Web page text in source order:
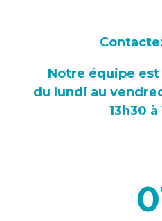
Notre équipe
du lundi au
13h30 à